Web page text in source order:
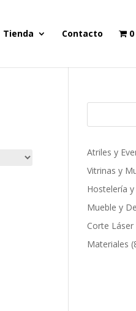
Tienda Contacto
Atriles y
Vitrinas y
Hostelería
Mueble y
Corte
Materiales